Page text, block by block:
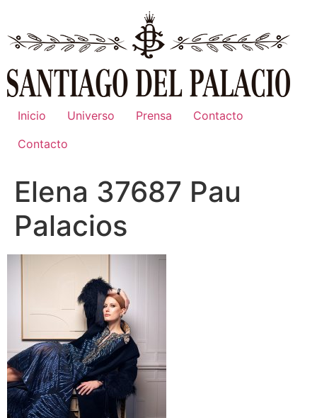
contenido
Inicio Universo Prensa
Contacto
Contacto
Elena 37687 Pau
Palacios